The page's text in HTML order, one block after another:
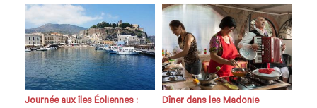
Journée aux îles Éoliennes :
Dîner dans les Madonie